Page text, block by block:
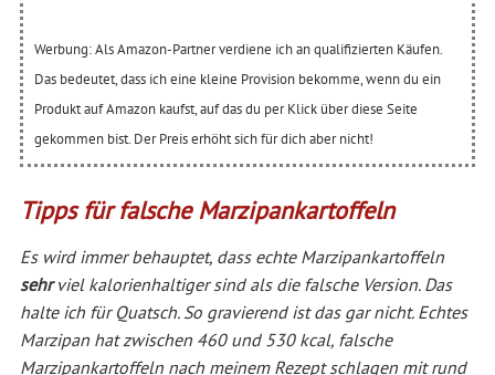
Werbung: Als Amazon-Partner verdiene ich an qualifizierten Käufen.
Das bedeutet, dass ich eine kleine Provision bekomme, wenn du ein
Produkt auf Amazon kaufst, auf das du per Klick über diese Seite
gekommen bist. Der Preis erhöht sich für dich aber nicht!
Tipps für falsche Marzipankartoffeln
Es wird immer behauptet, dass echte Marzipankartoffeln
sehrviel kalorienhaltiger sind als die falsche Version. Das
halte ich für Quatsch. So gravierend ist das gar nicht. Echtes
Marzipan hat zwischen 460 und 530 kcal, falsche
Marzipankartoffeln nach meinem Rezept schlagen mit rund